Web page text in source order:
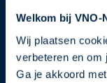
Welkom bij VNO-
Wij plaatsen
verbeteren en om
Ga je akkoord
je nu in voor de
Schrijf je in